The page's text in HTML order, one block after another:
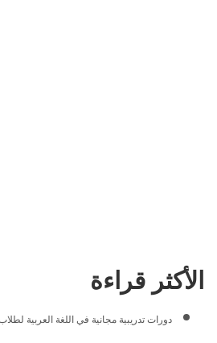
الأكثر قراءة
دورات تدريبية مجانية في اللغة العربية